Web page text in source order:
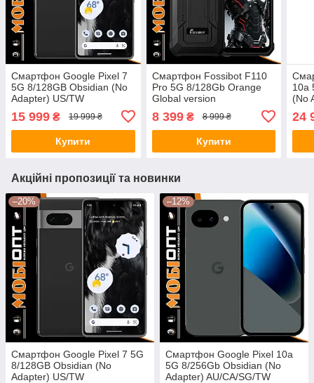
Смартфон Google Pixel 7
5G 8/128GB Obsidian (No
Adapter) US/TW
15 999 ₴ 19 999 ₴
Купити
Смартфон Fossibot F110
Pro 5G 8/128Gb Orange
Global version
8 399₴ 8 999 ₴
Купити
10a
(No
24
Акційні пропозиції та новинки
–20%
Смартфон Google Pixel 7 5G
8/128GB Obsidian (No
Adapter) US/TW
–12%
Смартфон Google Pixel 10a
5G 8/256Gb Obsidian (No
Adapter) AU/CA/SG/TW